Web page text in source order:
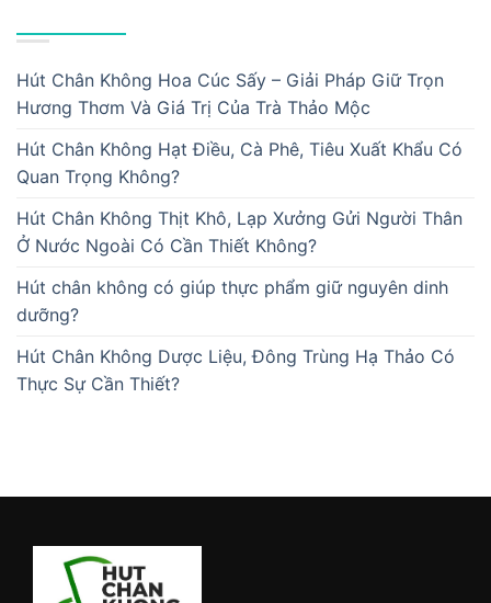
Hút Chân Không Hoa Cúc Sấy – Giải Pháp Giữ Trọn
Hương Thơm Và Giá Trị Của Trà Thảo Mộc
Hút Chân Không Hạt Điều, Cà Phê, Tiêu Xuất Khẩu Có
Quan Trọng Không?
Hút Chân Không Thịt Khô, Lạp Xưởng Gửi Người Thân
Ở Nước Ngoài Có Cần Thiết Không?
Hút chân không có giúp thực phẩm giữ nguyên dinh
dưỡng?
Hút Chân Không Dược Liệu, Đông Trùng Hạ Thảo Có
Thực Sự Cần Thiết?